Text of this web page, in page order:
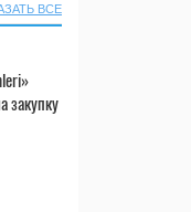
ВСЕ
закупку